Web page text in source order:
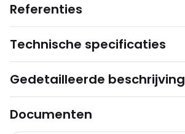
Referenties
Technische specificaties
Gedetailleerde beschrijving
Documenten